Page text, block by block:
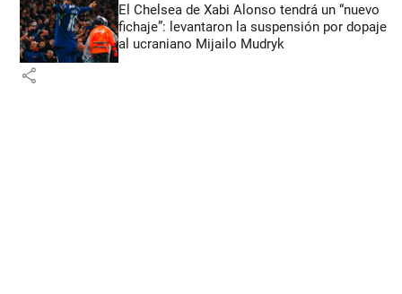
El Chelsea de Xabi Alonso tendrá un “nuevo
fichaje”: levantaron la suspensión por dopaje
al ucraniano Mijailo Mudryk
share